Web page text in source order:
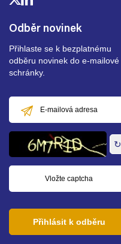
Odběr novinek
Přihlaste se k bezplatnému
odběru novinek do e-mailové
schránky.
mailová
adresa
↻
Přihlásit k odběru